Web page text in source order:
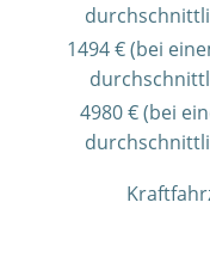
1494 € (bei
4980 € (bei